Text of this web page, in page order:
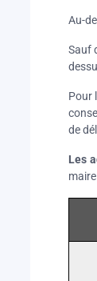
Au-
Sauf
Pour
de
Les